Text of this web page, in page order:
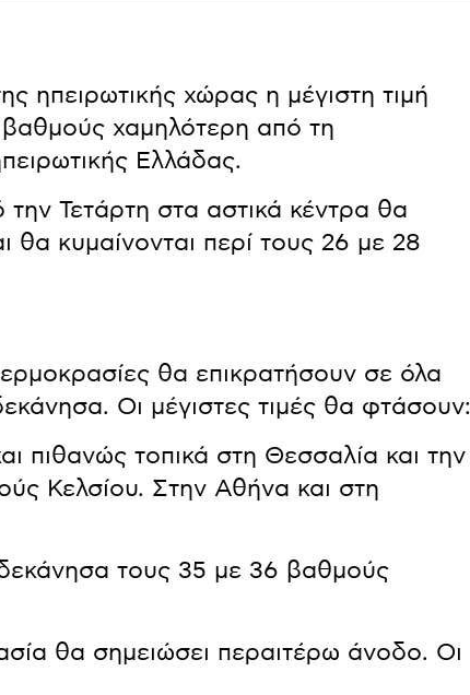
ηπειρωτικής χώρας η μέγιστη τιμή
χαμηλότερη από τη
Ελλάδας.
Τετάρτη στα αστικά κέντρα θα
θα κυμαίνονται περί τους 26 με 28
θα επικρατήσουν σε όλα
Οι μέγιστες τιμές θα φτάσουν:
πιθανώς τοπικά στη Θεσσαλία και την
Κελσίου. Στην Αθήνα και στη
τους 35 με 36 βαθμούς
θα σημειώσει περαιτέρω άνοδο. Οι